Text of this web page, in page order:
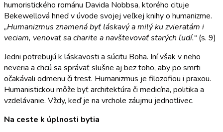
humoristického románu Davida Nobbsa, ktorého cituje
Bekewellová hneď v úvode svojej veľkej knihy o humanizme.
„Humanizmus znamená byť láskavý a milý ku zvieratám i
veciam, venovať sa charite a navštevovať starých ľudí.“ (s. 9)
Jedni potrebujú k láskavosti a súcitu Boha. Iní však v neho
neveria a chcú sa správať slušne aj bez toho, aby po smrti
očakávali odmenu či trest. Humanizmus je filozofiou i praxou.
Humanistickou môže byť architektúra či medicína, politika a
vzdelávanie. Vždy, keď je na vrchole záujmu jednotlivec.
Na ceste k úplnosti bytia